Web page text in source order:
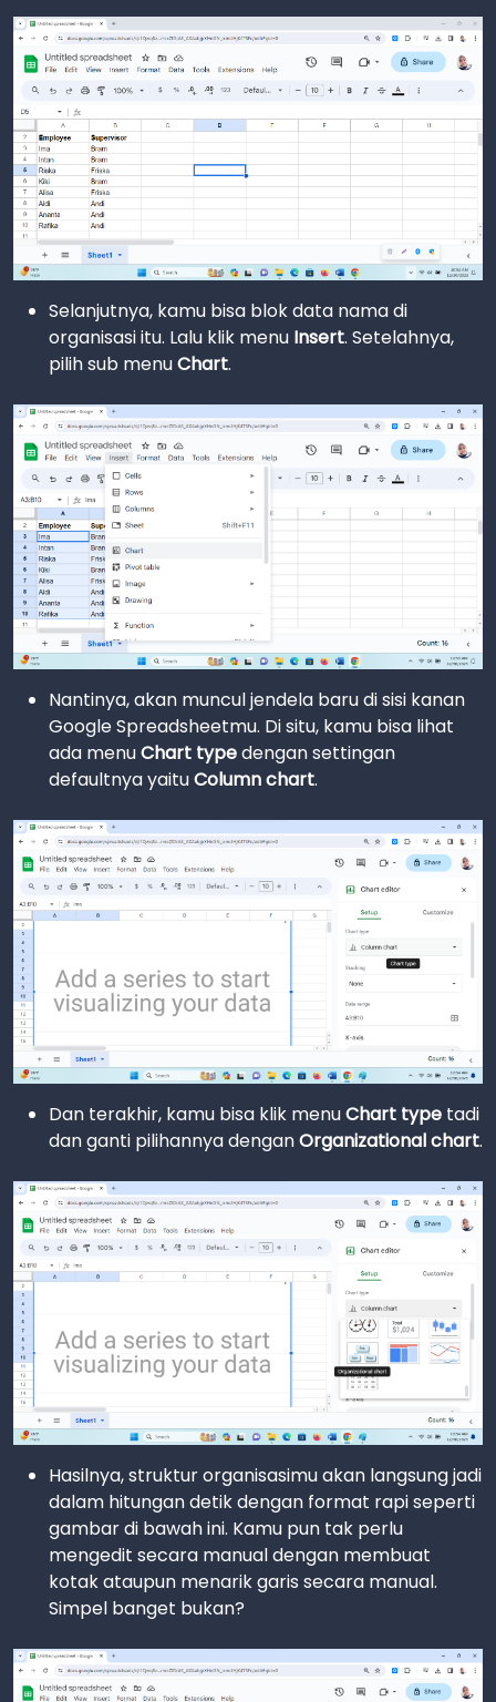
Selanjutnya, kamu bisa blok data nama di
organisasi itu. Lalu klik menu Insert. Setelahnya,
pilih sub menuChart.
Nantinya, akan muncul jendela baru di sisi kanan
Google Spreadsheetmu. Di situ, kamu bisa lihat
ada menuChart typedengan settingan
defaultnya yaituColumn chart.
Dan terakhir, kamu bisa klik menuChart type tadi
dan ganti pilihannya denganOrganizational chart.
Hasilnya, struktur organisasimu akan langsung jadi
dalam hitungan detik dengan format rapi seperti
gambar di bawah ini. Kamu pun tak perlu
mengedit secara manual dengan membuat
kotak ataupun menarik garis secara manual.
Simpel banget bukan?